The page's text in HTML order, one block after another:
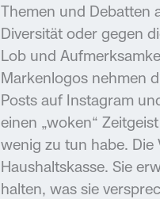
Themen und Debatten
Diversität oder gegen
Lob und
Markenlogos nehmen
Posts auf Instagram
einen „woken“
wenig zu tun habe.
Haushaltskasse. Sie
halten, was sie